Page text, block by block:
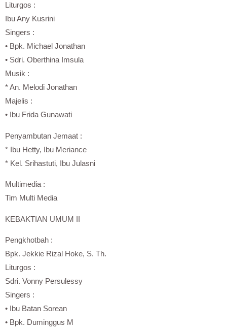
Liturgos :
Ibu Any Kusrini
Singers :
• Bpk. Michael Jonathan
• Sdri. Oberthina Imsula
Musik :
* An. Melodi Jonathan
Majelis :
• Ibu Frida Gunawati
Penyambutan Jemaat :
* Ibu Hetty, Ibu Meriance
* Kel. Srihastuti, Ibu Julasni
Multimedia :
Tim Multi Media
KEBAKTIAN UMUM II
Pengkhotbah :
Bpk. Jekkie Rizal Hoke, S. Th.
Liturgos :
Sdri. Vonny Persulessy
Singers :
• Ibu Batan Sorean
• Bpk. Duminggus M